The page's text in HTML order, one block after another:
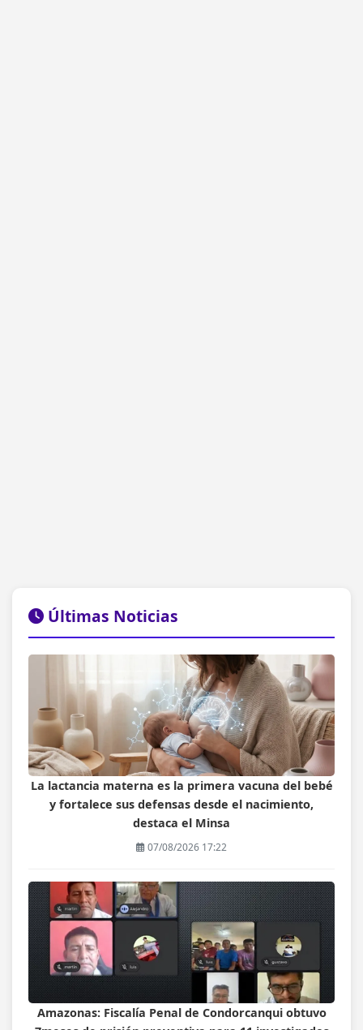
Últimas Noticias
La lactancia materna es la primera vacuna del bebé
y fortalece sus defensas desde el nacimiento,
destaca el Minsa
07/08/2026 17:22
Amazonas: Fiscalía Penal de Condorcanqui obtuvo